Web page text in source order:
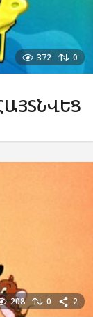
372 0
208 0 2